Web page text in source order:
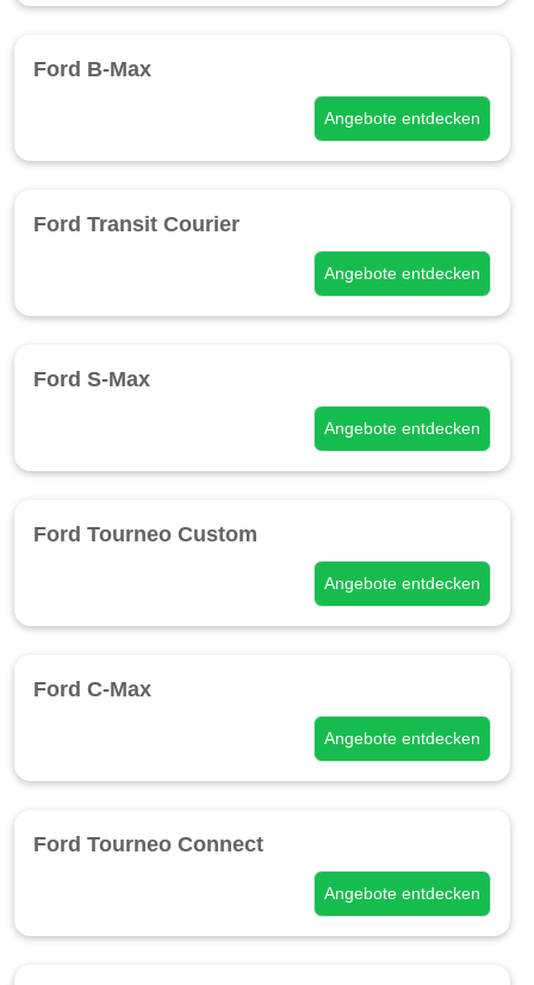
Ford B-Max
Angebote entdecken
Ford Transit Courier
Angebote entdecken
Ford S-Max
Angebote entdecken
Ford Tourneo Custom
Angebote entdecken
Ford C-Max
Angebote entdecken
Ford Tourneo Connect
Angebote entdecken